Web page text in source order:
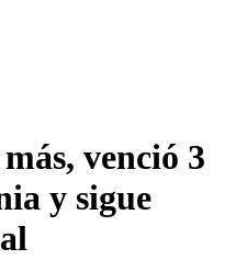
venció 3
y sigue